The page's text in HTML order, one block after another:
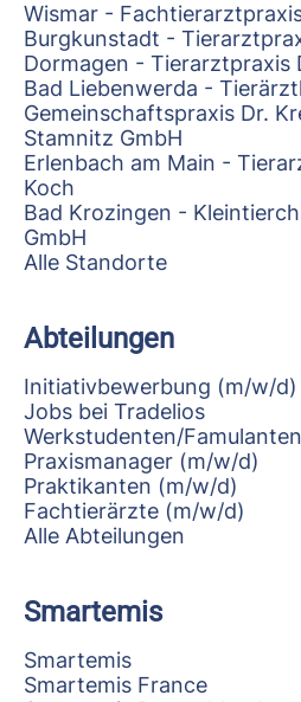
Wismar -
Burgkunstadt -
Dormagen - Tierarztpraxis
Bad Liebenwerda -
Gemeinschaftspraxis Dr.
Stamnitz GmbH
Erlenbach am Main -
Koch
Bad Krozingen -
GmbH
Alle Standorte
Abteilungen
Initiativbewerbung (m/w/d)
Jobs bei Tradelios
Werkstudenten/
Praxismanager (m/w/d)
Praktikanten (m/w/d)
Fachtierärzte (m/w/d)
Alle Abteilungen
Smartemis
Smartemis
Smartemis France